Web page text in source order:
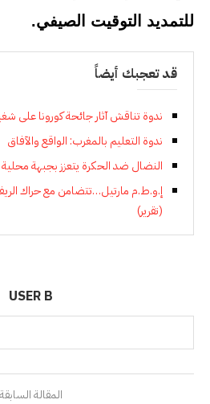
للتمديد التوقيت الصيفي.
قد تعجبك أيضاً
ندوة تناقش آثار جائحة كورونا على
ندوة التعليم بالمغرب: الواقع والآفاق
النضال ضد الحكرة يتعزز بجبهة محلية
إ.و.ط.م مارتيل…تتضامن مع حراك
(تقرير)
USER B
المقالة السابقة